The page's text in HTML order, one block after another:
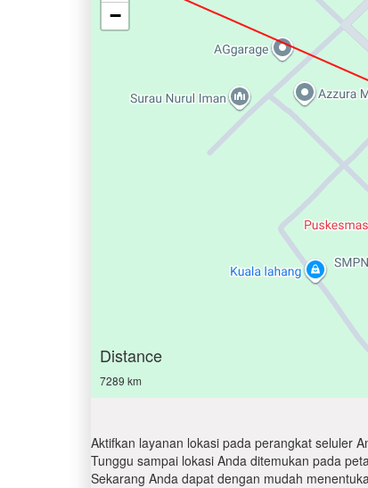
−
Distance
7289 km
Aktifkan layanan lokasi pada perangkat seluler
Tunggu sampai lokasi Anda ditemukan pada
Sekarang Anda dapat dengan mudah